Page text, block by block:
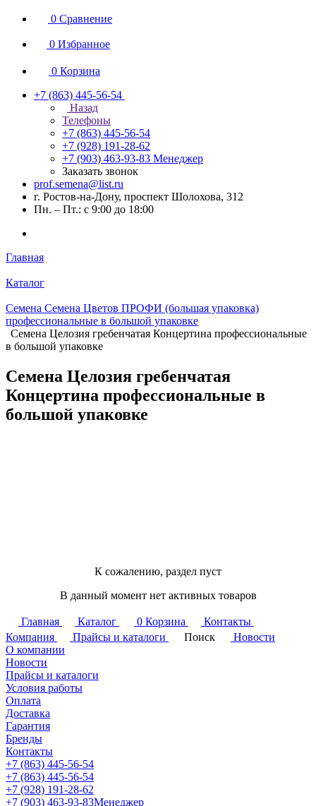
0 Сравнение
0 Избранное
0 Корзина
+7 (863) 445-56-54
Назад
Телефоны
+7 (863) 445-56-54
+7 (928) 191-28-62
+7 (903) 463-93-83 Менеджер
Заказать звонок
prof.semena@list.ru
г. Ростов-на-Дону, проспект Шолохова, 312
Пн. – Пт.: с 9:00 до 18:00
Главная
Каталог
Семена Семена Цветов ПРОФИ (большая упаковка)
профессиональные в большой упаковке
Семена Целозия гребенчатая Концертина профессиональные
в большой упаковке
Семена Целозия гребенчатая
Концертина профессиональные в
большой упаковке
К сожалению, раздел пуст
В данный момент нет активных товаров
Главная Каталог 0 Корзина
Контакты
Компания
Прайсы и каталоги Поиск
Новости
О компании
Новости
Прайсы и каталоги
Условия работы
Оплата
Доставка
Гарантия
Бренды
Контакты
+7 (863) 445-56-54
+7 (863) 445-56-54
+7 (928) 191-28-62
+7 (903) 463-93-83Менеджер